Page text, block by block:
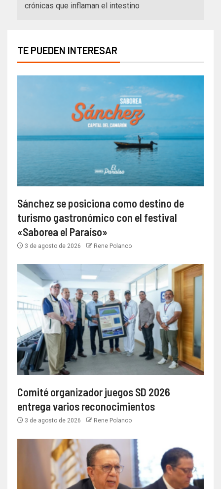
crónicas que inflaman el intestino
TE PUEDEN INTERESAR
Sánchez se posiciona como destino de
turismo gastronómico con el festival
«Saborea el Paraíso»
3 de agosto de 2026 Rene Polanco
Comité organizador juegos SD 2026
entrega varios reconocimientos
3 de agosto de 2026 Rene Polanco